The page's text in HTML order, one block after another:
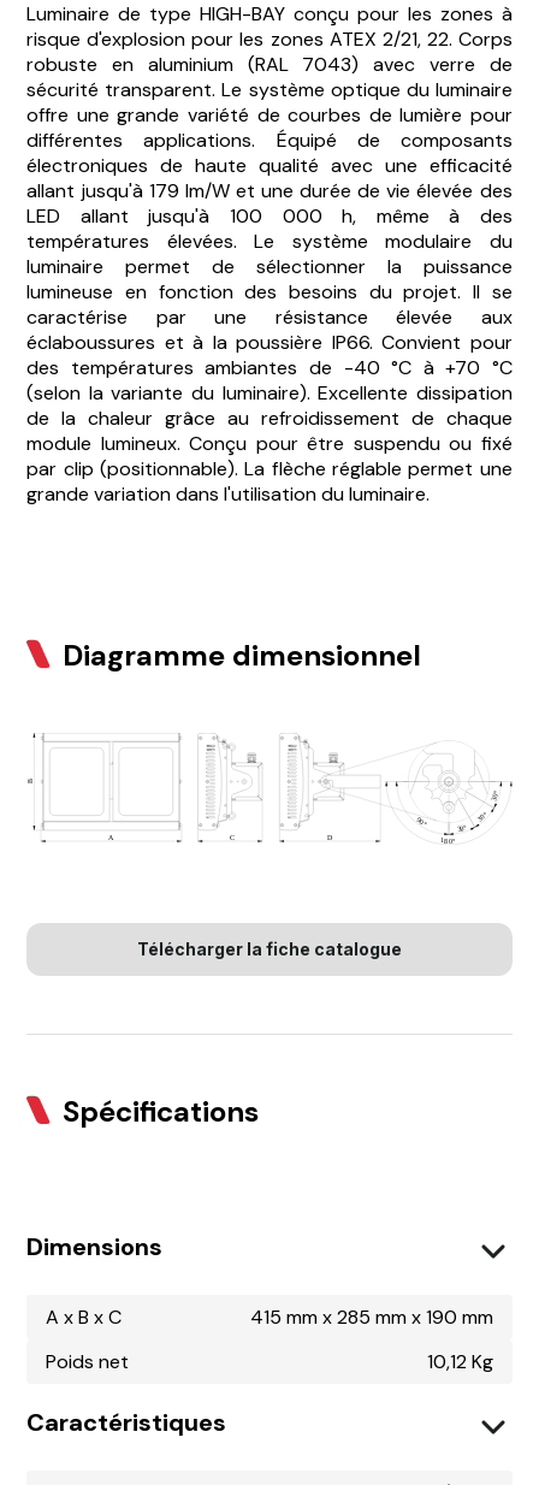
Luminaire de type HIGH-BAY conçu pour les zones à
risque d'explosion pour les zones ATEX 2/21, 22. Corps
robuste en aluminium (RAL 7043) avec verre de
sécurité transparent. Le système optique du luminaire
offre une grande variété de courbes de lumière pour
différentes applications. Équipé de composants
électroniques de haute qualité avec une efficacité
allant jusqu'à 179 lm/W et une durée de vie élevée des
LED allant jusqu'à 100 000 h, même à des
températures élevées. Le système modulaire du
luminaire permet de sélectionner la puissance
lumineuse en fonction des besoins du projet. Il se
caractérise par une résistance élevée aux
éclaboussures et à la poussière IP66. Convient pour
des températures ambiantes de -40 °C à +70 °C
(selon la variante du luminaire). Excellente dissipation
de la chaleur grâce au refroidissement de chaque
module lumineux. Conçu pour être suspendu ou fixé
par clip (positionnable). La flèche réglable permet une
grande variation dans l'utilisation du luminaire.
Diagramme dimensionnel
Télécharger la fiche catalogue
Spécifications
Dimensions
A x B x C
415 mm x 285 mm x 190 mm
Poids net
10,12 Kg
Caractéristiques